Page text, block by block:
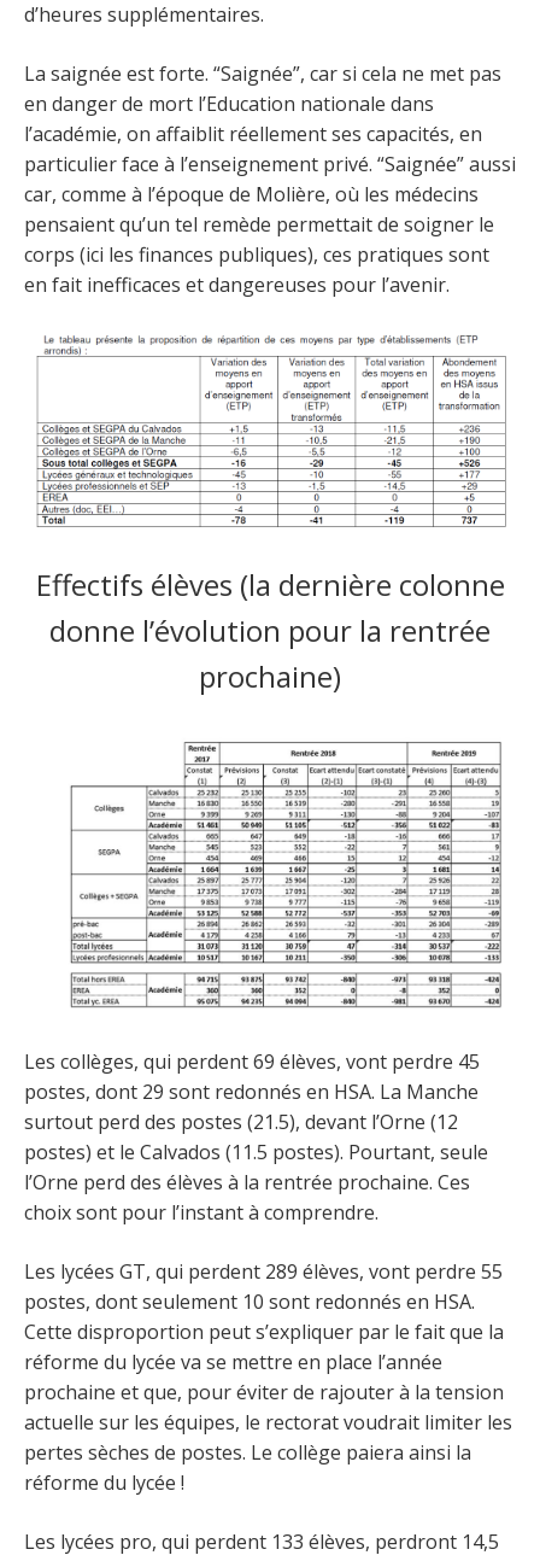
d’heures supplémentaires.
La saignée est forte. “Saignée”, car si cela ne met pas
en danger de mort l’Education nationale dans
l’académie, on affaiblit réellement ses capacités, en
particulier face à l’enseignement privé. “Saignée” aussi
car, comme à l’époque de Molière, où les médecins
pensaient qu’un tel remède permettait de soigner le
corps (ici les finances publiques), ces pratiques sont
en fait inefficaces et dangereuses pour l’avenir.
Effectifs élèves (la dernière colonne
donne l’évolution pour la rentrée
prochaine)
Les collèges, qui perdent 69 élèves, vont perdre 45
postes, dont 29 sont redonnés en HSA. La Manche
surtout perd des postes (21.5), devant l’Orne (12
postes) et le Calvados (11.5 postes). Pourtant, seule
l’Orne perd des élèves à la rentrée prochaine. Ces
choix sont pour l’instant à comprendre.
Les lycées GT, qui perdent 289 élèves, vont perdre 55
postes, dont seulement 10 sont redonnés en HSA.
Cette disproportion peut s’expliquer par le fait que la
réforme du lycée va se mettre en place l’année
prochaine et que, pour éviter de rajouter à la tension
actuelle sur les équipes, le rectorat voudrait limiter les
pertes sèches de postes. Le collège paiera ainsi la
réforme du lycée !
Les lycées pro, qui perdent 133 élèves, perdront 14,5